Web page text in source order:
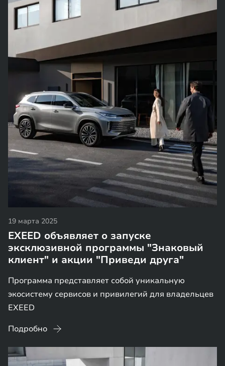
19 марта 2025
EXEED объявляет о запуске
эксклюзивной программы "Знаковый
клиент" и акции "Приведи друга"
Программа представляет собой уникальную
экосистему сервисов и привилегий для владельцев
EXEED
Подробно